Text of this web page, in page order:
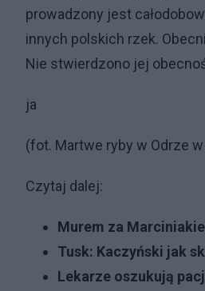
prowadzony jest
innych polskich rzek.
Nie stwierdzono jej
ja
(fot. Martwe ryby w Odrze
Czytaj dalej:
Murem za
Tusk: Kaczyński jak
Lekarze oszukują